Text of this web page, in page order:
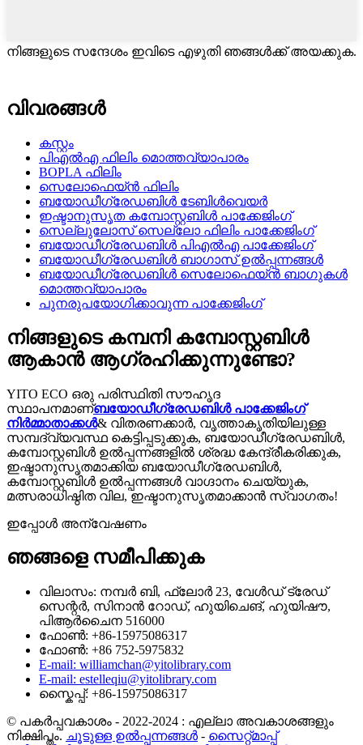
നിങ്ങളുടെ സന്ദേശം ഇവിടെ എഴുതി ഞങ്ങൾക്ക് അയക്കുക.
വിവരങ്ങൾ
കസ്റ്റം
പി‌എൽ‌എ ഫിലിം മൊത്തവ്യാപാരം
BOPLA ഫിലിം
സെലോഫെയ്ൻ ഫിലിം
ബയോഡീഗ്രേഡബിൾ ടേബിൾവെയർ
ഇഷ്ടാനുസൃത കമ്പോസ്റ്റബിൾ പാക്കേജിംഗ്
സെല്ലുലോസ് സെല്ലോ ഫിലിം പാക്കേജിംഗ്
ബയോഡീഗ്രേഡബിൾ പിഎൽഎ പാക്കേജിംഗ്
ബയോഡീഗ്രേഡബിൾ ബാഗാസ് ഉൽപ്പന്നങ്ങൾ
ബയോഡീഗ്രേഡബിൾ സെലോഫെയ്ൻ ബാഗുകൾ
മൊത്തവ്യാപാരം
പുനരുപയോഗിക്കാവുന്ന പാക്കേജിംഗ്
നിങ്ങളുടെ കമ്പനി കമ്പോസ്റ്റബിൾ
ആകാൻ ആഗ്രഹിക്കുന്നുണ്ടോ?
YITO ECO ഒരു പരിസ്ഥിതി സൗഹൃദ
സ്ഥാപനമാണ്ബയോഡീഗ്രേഡബിൾ പാക്കേജിംഗ്
നിർമ്മാതാക്കൾ& വിതരണക്കാർ, വൃത്താകൃതിയിലുള്ള
സമ്പദ്‌വ്യവസ്ഥ കെട്ടിപ്പടുക്കുക, ബയോഡീഗ്രേഡബിൾ,
കമ്പോസ്റ്റബിൾ ഉൽപ്പന്നങ്ങളിൽ ശ്രദ്ധ കേന്ദ്രീകരിക്കുക,
ഇഷ്ടാനുസൃതമാക്കിയ ബയോഡീഗ്രേഡബിൾ,
കമ്പോസ്റ്റബിൾ ഉൽപ്പന്നങ്ങൾ വാഗ്ദാനം ചെയ്യുക,
മത്സരാധിഷ്ഠിത വില, ഇഷ്ടാനുസൃതമാക്കാൻ സ്വാഗതം!
ഇപ്പോൾ അന്വേഷണം
ഞങ്ങളെ സമീപിക്കുക
വിലാസം: നമ്പർ ബി, ഫ്ലോർ 23, വേൾഡ് ട്രേഡ്
സെന്റർ, സിനാൻ റോഡ്, ഹുയിചെങ്, ഹുയിഷൗ,
പിആർചൈന 516000
ഫോൺ: +86-15975086317
ഫോൺ: +86 752-5975832
E-mail: williamchan@yitolibrary.com
E-mail: estelleqiu@yitolibrary.com
സ്കൈപ്പ്: +86-15975086317
© പകർപ്പവകാശം - 2022-2024 : എല്ലാ അവകാശങ്ങളും
നിക്ഷിപ്തം. ചൂടുള്ള ഉൽപ്പന്നങ്ങൾ - സൈറ്റ്മാപ്പ്